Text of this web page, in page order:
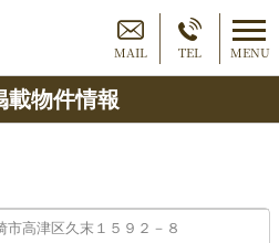
MAIL TEL MENU
物件情報
市高津区久末１５９２－８